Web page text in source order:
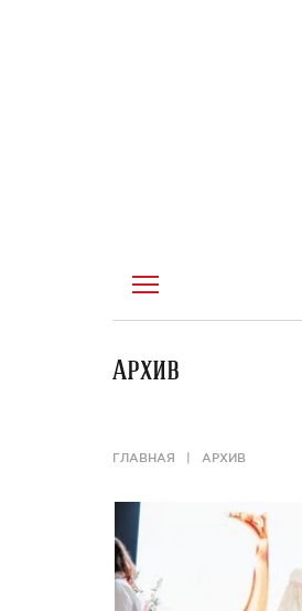
Архив
ГЛАВНАЯ АРХИВ